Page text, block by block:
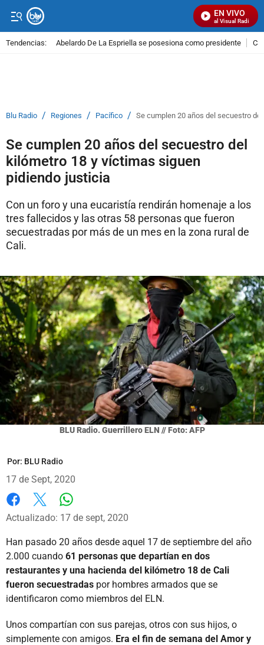
EN VIVO
Señal Visual Radio
Tendencias: Abelardo De La Espriella se posesiona como presidente
Blu Radio / Regiones / Pacífico / Se cumplen 20 años del secuestro
Se cumplen 20 años del secuestro del
kilómetro 18 y víctimas siguen
pidiendo justicia
Con un foro y una eucaristía rendirán homenaje a los
tres fallecidos y las otras 58 personas que fueron
secuestradas por más de un mes en la zona rural de
Cali.
BLU Radio. Guerrillero ELN // Foto: AFP
Por: BLU Radio
17 de Sept, 2020
Facebook
X
Actualizado: 17 de sept, 2020
Han pasado 20 años desde aquel 17 de septiembre del año
2.000 cuando 61 personas que departían en dos
restaurantes y una hacienda del kilómetro 18 de Cali
fueron secuestradas por hombres armados que se
identificaron como miembros del ELN.
Unos compartían con sus parejas, otros con sus hijos, o
simplemente con amigos. Era el fin de semana del Amor y